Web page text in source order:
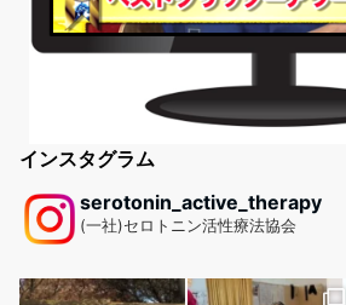
インスタグラム
serotonin_active_therapy
(一社)セロトニン活性療法協会